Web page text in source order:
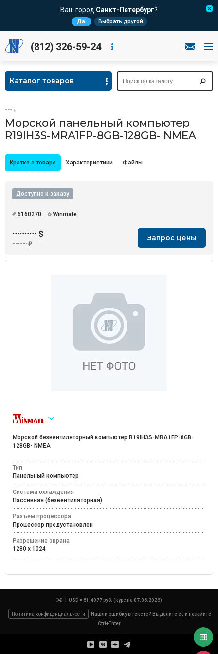
Ваш город Санкт-Петербург?
Да Выбрать другой
(812) 326-59-24
Каталог товаров
Морской панельный компьютер
R19IH3S-MRA1FP-8GB-128GB- NMEA
Кратко о товаре Характеристики Файлы
Доступно к заказу
6160270 Winmate
·········· $
·········· ₽
Запрос цены
Морской безвентиляторный компьютер R19IH3S-MRA1FP-8GB-
128GB- NMEA
Тип
Панельный компьютер
Система охлаждения
Пассивная (безвентиляторная)
Разъем процессора
Процессор предустановлен
Разрешение экрана
1280 x 1024
1 USD = 81.4077 руб. (курс на 07.08.2026)
Политика конфиденциальности
Нашли ошибку в тексте? Выделите ее и нажмите
Ctrl+Enter